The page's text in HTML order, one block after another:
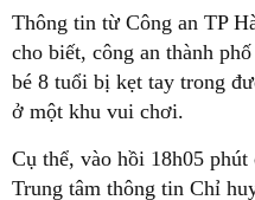
Thông tin từ Công an TP
cho biết, công an thành
bé 8 tuổi bị kẹt tay trong
ở một khu vui chơi.
Cụ thể, vào hồi 18h05
Trung tâm thông tin Chỉ